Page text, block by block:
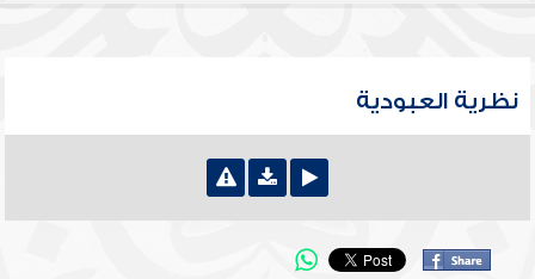
نظرية العبودية